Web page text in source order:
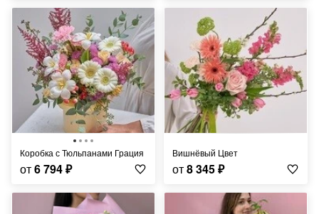
Коробка с Тюльпанами Грация
от6 794₽
Вишнёвый Цвет
от8 345₽